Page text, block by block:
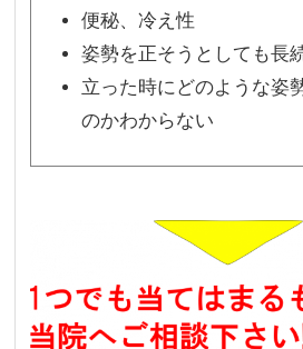
便秘、冷え性
姿勢を正そうとしても長
立った時にどのような姿
のかわからない